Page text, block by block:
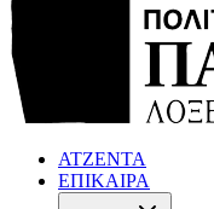
ΑΤΖΕΝΤΑ
ΕΠΙΚΑΙΡΑ